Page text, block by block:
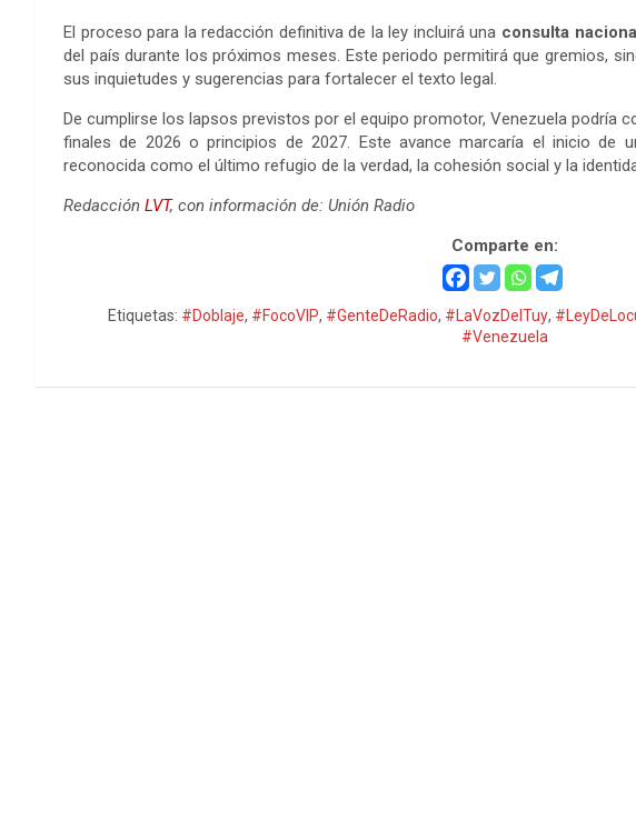
El proceso para la redacción definitiva de la ley incluirá una consulta
del país durante los próximos meses. Este periodo permitirá que gremios,
sus inquietudes y sugerencias para fortalecer el texto legal.
De cumplirse los lapsos previstos por el equipo promotor, Venezuela podría
finales de 2026 o principios de 2027. Este avance marcaría el inicio de
reconocida como el último refugio de la verdad, la cohesión social y la
Redacción LVT, con información de: Unión Radio
Comparte en:
Etiquetas: #Doblaje, #FocoVIP, #GenteDeRadio, #LaVozDelTuy,
#Venezuela